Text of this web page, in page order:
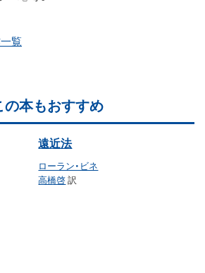
覧
の本もおすすめ
遠近法
ローラン・ビネ
高橋啓訳